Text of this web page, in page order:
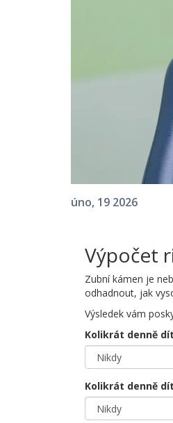
úno, 19 2026
Výpočet
Zubní kámen je
odhadnout, jak
Výsledek vám
Kolikrát denně
Kolikrát denně